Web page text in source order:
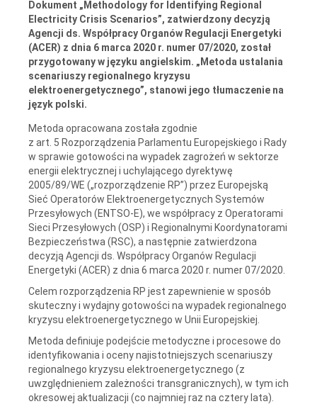
Dokument „Methodology for Identifying Regional
Electricity Crisis Scenarios”, zatwierdzony decyzją
Agencji ds. Współpracy Organów Regulacji Energetyki
(ACER) z dnia 6 marca 2020 r. numer 07/2020, został
przygotowany w języku angielskim. „Metoda ustalania
scenariuszy regionalnego kryzysu
elektroenergetycznego”, stanowi jego tłumaczenie na
język polski.
Metoda opracowana została zgodnie
z art. 5 Rozporządzenia Parlamentu Europejskiego i Rady
w sprawie gotowości na wypadek zagrożeń w sektorze
energii elektrycznej i uchylającego dyrektywę
2005/89/WE („rozporządzenie RP”) przez Europejską
Sieć Operatorów Elektroenergetycznych Systemów
Przesyłowych (ENTSO-E), we współpracy z Operatorami
Sieci Przesyłowych (OSP) i Regionalnymi Koordynatorami
Bezpieczeństwa (RSC), a następnie zatwierdzona
decyzją Agencji ds. Współpracy Organów Regulacji
Energetyki (ACER) z dnia 6 marca 2020 r. numer 07/2020.
Celem rozporządzenia RP jest zapewnienie w sposób
skuteczny i wydajny gotowości na wypadek regionalnego
kryzysu elektroenergetycznego w Unii Europejskiej.
Metoda definiuje podejście metodyczne i procesowe do
identyfikowania i oceny najistotniejszych scenariuszy
regionalnego kryzysu elektroenergetycznego (z
uwzględnieniem zależności transgranicznych), w tym ich
okresowej aktualizacji (co najmniej raz na cztery lata).